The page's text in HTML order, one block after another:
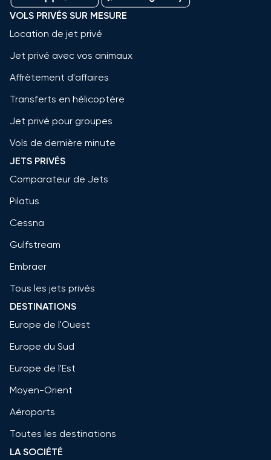
VOLS PRIVÉS SUR MESURE
Location de jet privé
Jet privé avec vos animaux
Affrètement d'affaires
Transferts en hélicoptère
Jet privé pour groupes
Vols de dernière minute
JETS PRIVÉS
Comparateur de Jets
Pilatus
Cessna
Gulfstream
Embraer
Tous les jets privés
DESTINATIONS
Europe de l'Ouest
Europe du Sud
Europe de l'Est
Moyen-Orient
Aéroports
Toutes les destinations
LA SOCIÉTÉ